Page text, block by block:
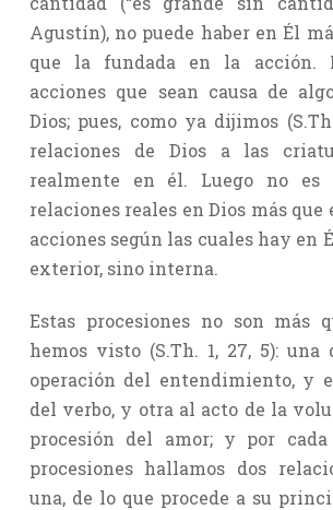
Agustín), no puede haber en Él
que la fundada en la acción.
acciones que sean causa de
Dios; pues, como ya dijimos
relaciones de Dios a las
realmente en él. Luego no es
relaciones reales en Dios más que
acciones según las cuales hay en
exterior, sino interna.
Estas procesiones no son más
hemos visto (S.Th. 1, 27, 5): una
operación del entendimiento, y
del verbo, y otra al acto de la
procesión del amor; y por
procesiones hallamos dos
una, de lo que procede a su